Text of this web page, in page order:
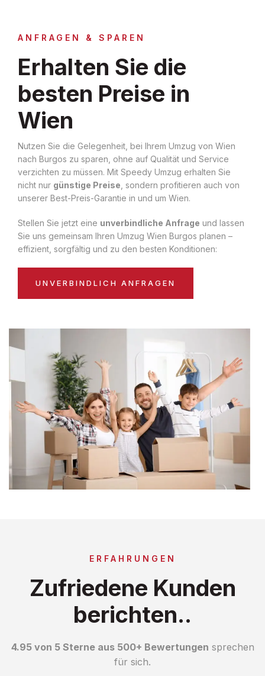
ANFRAGEN & SPAREN
Erhalten Sie die
besten Preise in
Wien
Nutzen Sie die Gelegenheit, bei Ihrem Umzug von Wien
nach Burgos zu sparen, ohne auf Qualität und Service
verzichten zu müssen. Mit Speedy Umzug erhalten Sie
nicht nur günstige Preise , sondern profitieren auch von
unserer Best-Preis-Garantie in und um Wien.
Stellen Sie jetzt eine unverbindliche Anfrage und lassen
Sie uns gemeinsam Ihren Umzug Wien Burgos planen –
effizient, sorgfältig und zu den besten Konditionen:
UNVERBINDLICH ANFRAGEN
ERFAHRUNGEN
Zufriedene Kunden
berichten..
4.95 von 5 Sterne aus 500+ Bewertungen sprechen
für sich.